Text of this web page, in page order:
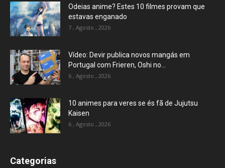
Odeias anime? Estes 10 filmes provam que
estavas enganado
7 , Agosto , 2026
Vídeo: Devir publica novos mangás em
Portugal com Frieren, Oshi no...
6 , Agosto , 2026
10 animes para veres se és fã de Jujutsu
Kaisen
6 , Agosto , 2026
Categorias